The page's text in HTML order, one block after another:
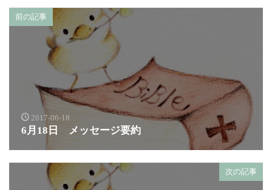
前の記事
2017-06-18
6月18日 メッセージ要約
次の記事